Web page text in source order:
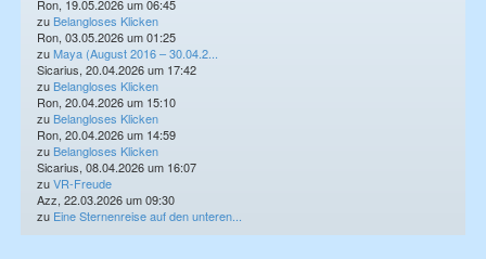
Ron, 19.05.2026 um 06:45
zu Belangloses Klicken
Ron, 03.05.2026 um 01:25
zuMaya (August 2016 – 30.04.2...
Sicarius, 20.04.2026 um 17:42
zu Belangloses Klicken
Ron, 20.04.2026 um 15:10
zu Belangloses Klicken
Ron, 20.04.2026 um 14:59
zu Belangloses Klicken
Sicarius, 08.04.2026 um 16:07
zuVR-Freude
Azz, 22.03.2026 um 09:30
zu Eine Sternenreise auf den unteren...